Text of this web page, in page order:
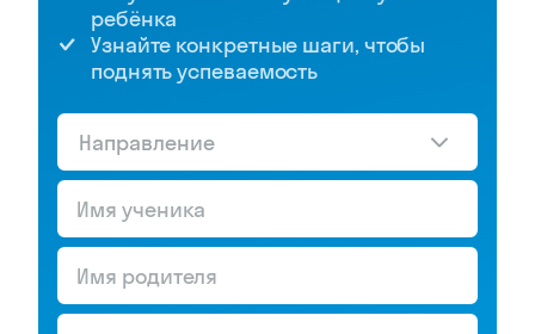
ребёнка
Узнайте конкретные шаги, чтобы
поднять успеваемость
Направление